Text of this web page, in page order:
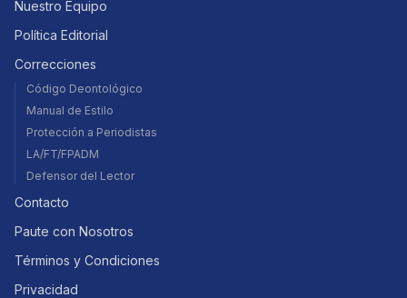
Nuestro Equipo
Política Editorial
Correcciones
Código Deontológico
Manual de Estilo
Protección a Periodistas
LA/FT/FPADM
Defensor del Lector
Contacto
Paute con Nosotros
Términos y Condiciones
Privacidad